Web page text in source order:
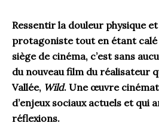
Ressentir la douleur physique
protagoniste tout en étant
siège de cinéma, c’est sans
du nouveau film du réalisateur
Vallée, Wild. Une œuvre
d’enjeux sociaux actuels et qui
réflexions.